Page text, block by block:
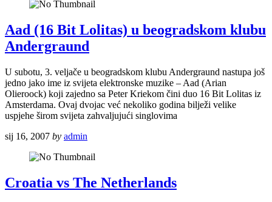
Aad (16 Bit Lolitas) u beogradskom klubu
Andergraund
U subotu, 3. veljače u beogradskom klubu Andergraund nastupa još
jedno jako ime iz svijeta elektronske muzike – Aad (Arian
Olieroock) koji zajedno sa Peter Kriekom čini duo 16 Bit Lolitas iz
Amsterdama. Ovaj dvojac već nekoliko godina bilježi velike
uspjehe širom svijeta zahvaljujući singlovima
sij 16, 2007 by admin
Croatia vs The Netherlands